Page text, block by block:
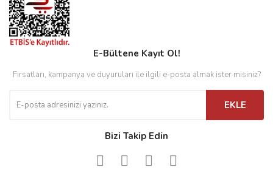
E-Bültene Kayıt Ol!
Fırsatları, kampanya ve duyuruları ile ilgili e-posta almak ister misiniz?
EKLE
Bizi Takip Edin